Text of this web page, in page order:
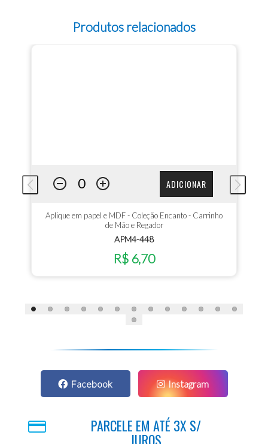
Produtos relacionados
ADICIONAR
Aplique em papel e MDF - Coleção Encanto - Carrinho
de Mão e Regador
APM4-448
R$ 6,70
Facebook Instagram
PARCELE EM ATÉ 3X S/
JUROS